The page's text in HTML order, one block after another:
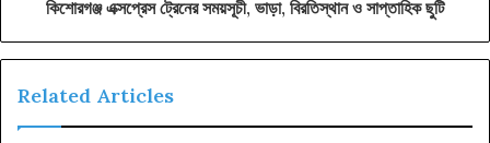
কিশোরগঞ্জ এক্সপ্রেস ট্রেনের সময়সূচী, ভাড়া, বিরতিস্থান ও সাপ্তাহিক ছুটি
Related Articles